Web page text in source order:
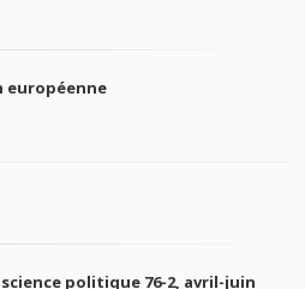
européenne
politique 76-2, avril-juin